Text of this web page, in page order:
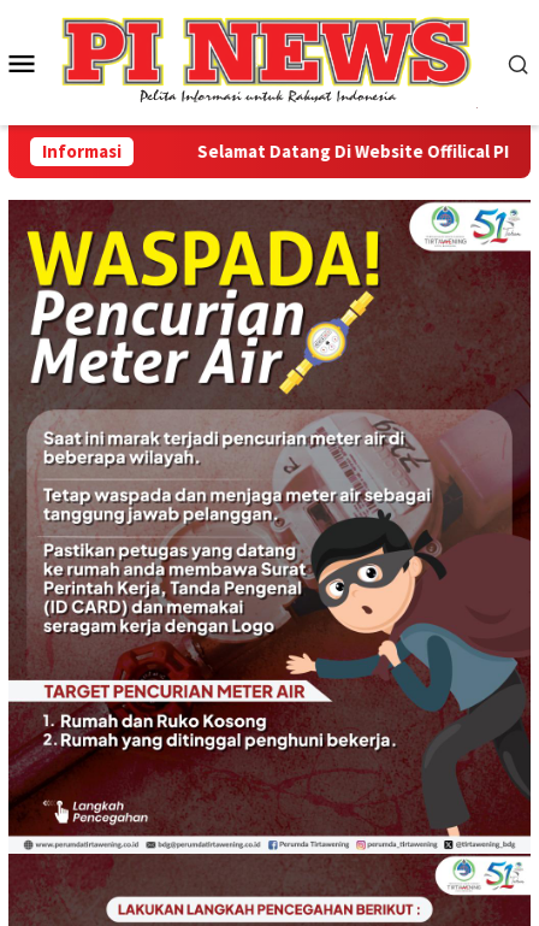
konten
Menu
Mobile
Informasi Selamat Datang Di Website Offilical PI-